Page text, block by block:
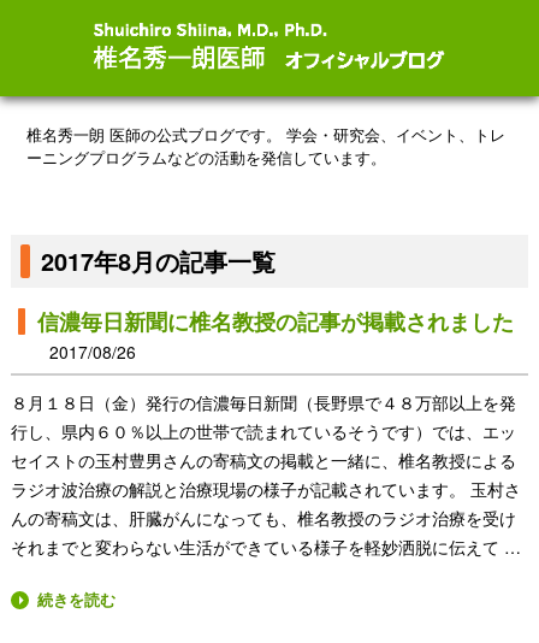
椎名秀一朗 医師の公式ブログです。
学会・研究会、イベント、トレ
ーニングプログラムなどの活動を発信しています。
2017年8月の記事一覧
信濃毎日新聞に椎名教授の記事が掲載されました
2017/08/26
８月１８日（金）発行の信濃毎日新聞（長野県で４８万部以上を発
行し、県内６０％以上の世帯で読まれているそうです）では、エッ
セイストの玉村豊男さんの寄稿文の掲載と一緒に、椎名教授による
ラジオ波治療の解説と治療現場の様子が記載されています。 玉村さ
んの寄稿文は、肝臓がんになっても、椎名教授のラジオ治療を受け
それまでと変わらない生活ができている様子を軽妙洒脱に伝えて …
続きを読む